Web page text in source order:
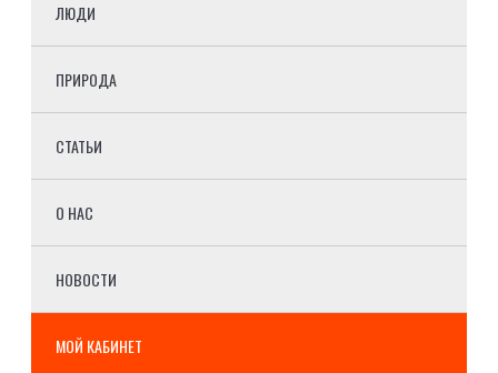
ЛЮДИ
ПРИРОДА
СТАТЬИ
О НАС
НОВОСТИ
МОЙ КАБИНЕТ